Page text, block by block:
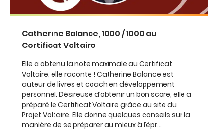
Catherine Balance, 1000 / 1000 au
Certificat Voltaire
Elle a obtenu la note maximale au Certificat
Voltaire, elle raconte ! Catherine Balance est
auteur de livres et coach en développement
personnel. Désireuse d’obtenir un bon score, elle a
préparé le Certificat Voltaire grâce au site du
Projet Voltaire. Elle donne quelques conseils sur la
manière de se préparer au mieux à l’épr...